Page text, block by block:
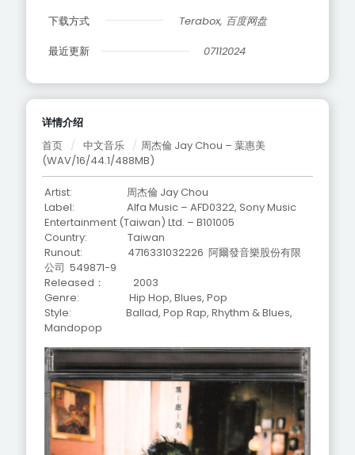
详情介绍
首页 / 中文音乐 / 周杰倫 Jay Chou – 葉惠美
(WAV/16/44.1/488MB)
Artist: 周杰倫 Jay Chou
Label: Alfa Music – AFD0322, Sony Music
Entertainment (Taiwan) Ltd. – B101005
Country: Taiwan
Runout: 4716331032226 阿爾發音樂股份有限
公司 549871-9
Released： 2003
Genre: Hip Hop, Blues, Pop
Style: Ballad, Pop Rap, Rhythm & Blues,
Mandopop
下载方式
Terabox, 百度网盘
最近更新
07112024